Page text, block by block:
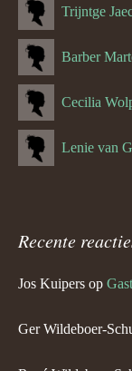
Cecilia
Recente
Jos Kuipers op
Ger Wildeboer-